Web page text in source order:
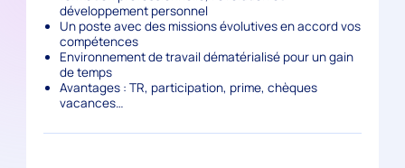
développement personnel
Un poste avec des missions évolutives en accord vos
compétences
Environnement de travail dématérialisé pour un gain
de temps
Avantages : TR, participation, prime, chèques
vacances…